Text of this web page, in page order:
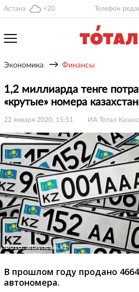
Астана +20 Телефон
Экономика → Финансы
1,2 миллиарда тенге
«крутые» номера
22 января 2020, 15:51 ИА Тотал
Фото: altaynews.kz
В прошлом году продано
автономера.